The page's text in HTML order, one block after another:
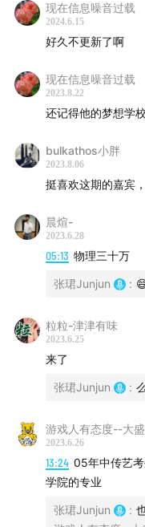
拼娃时代是面向家长
一位真正的学生家长
市场。
拼娃时代节目由津津
津津乐道播客官网| 公
dao160301 |
本节目由「声湃
现在信息噪音过载
2024.6.15
好久不更新了啊
现在信息噪音过载
2023.8.22
还记得他的梦想学
bulkathos小胖
2023.8.06
挺喜欢这期的嘉宾
晨煊-
2023.6.28
05:13 物理三十万
张珺Junjun :
粒粒-津津有味
2023.6.25
来了
张珺Junjun :
游戏人有态度--大盛
2023.6.26
13:24 05年中传艺
学院的专业
张珺Junjun :